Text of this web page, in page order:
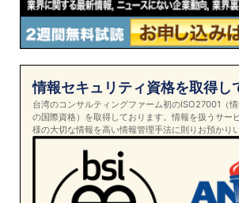
情報セキュリティ資格を取得し
台湾のコンサルティングファーム初のISO27001（
の国際資格）を取得しております。情報を扱うサー
様の大切な情報を高い情報管理手法に則りお預かり